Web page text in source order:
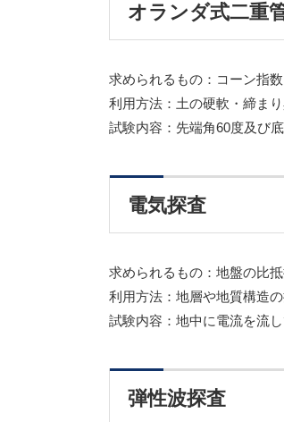
オランダ式二重
求められるもの：コーン指数
利用方法：土の硬軟・締ま
試験内容：先端角60度及び
電気探査
求められるもの：地盤の比
利用方法：地層や地質構造
試験内容：地中に電流を流
弾性波探査